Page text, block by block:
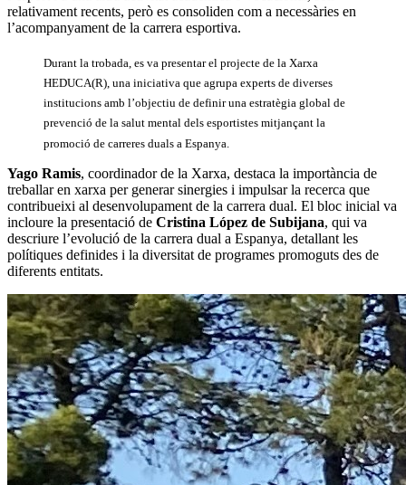
relativament recents, però es consoliden com a necessàries en
l’acompanyament de la carrera esportiva.
Durant la trobada, es va presentar el projecte de la Xarxa
HEDUCA(R), una iniciativa que agrupa experts de diverses
institucions amb l’objectiu de definir una estratègia global de
prevenció de la salut mental dels esportistes mitjançant la
promoció de carreres duals a Espanya.
Yago Ramis, coordinador de la Xarxa, destaca la importància de
treballar en xarxa per generar sinergies i impulsar la recerca que
contribueixi al desenvolupament de la carrera dual. El bloc inicial va
incloure la presentació de Cristina López de Subijana, qui va
descriure l’evolució de la carrera dual a Espanya, detallant les
polítiques definides i la diversitat de programes promoguts des de
diferents entitats.